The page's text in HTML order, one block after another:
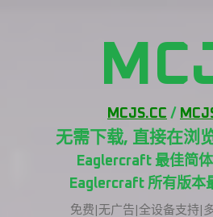
MCJS.CC /
无需下载, 直接在浏
Eaglercraft 最佳简
Eaglercraft 所有版本
免费|无广告|全设备支持|